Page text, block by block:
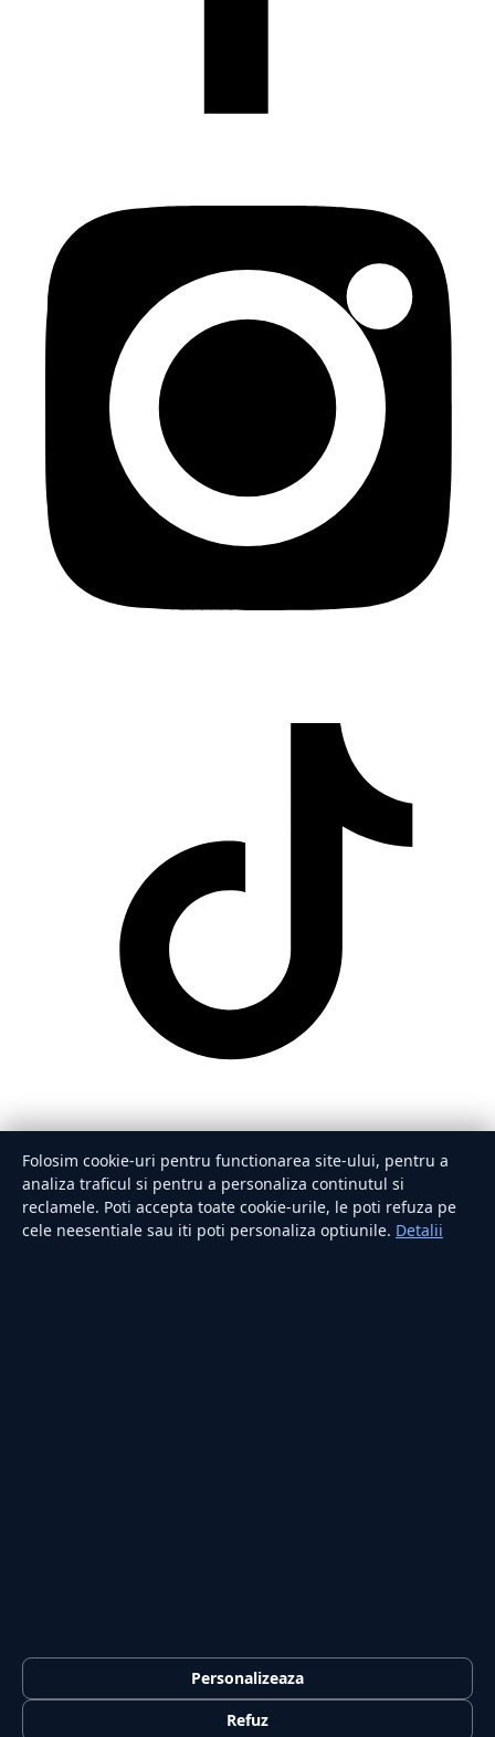
ExternePoliticăActualitateEconomieSănătateUtile
Folosim cookie-uri pentru functionarea site-ului, pentru a
analiza traficul si pentru a personaliza continutul si
reclamele. Poti accepta toate cookie-urile, le poti refuza pe
cele neesentiale sau iti poti personaliza optiunile. Detalii
Personalizeaza
Refuz